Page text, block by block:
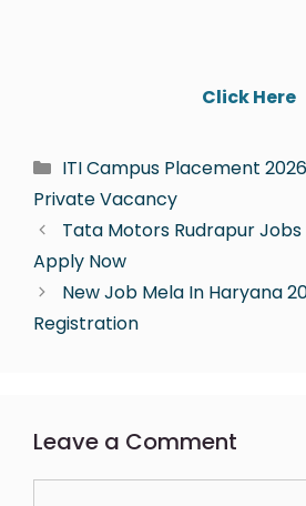
Click Here
ITI Campus Placement
Private Vacancy
Tata Motors Rudrapur Jobs
Apply Now
New Job Mela In Haryana
Registration
Leave a Comment